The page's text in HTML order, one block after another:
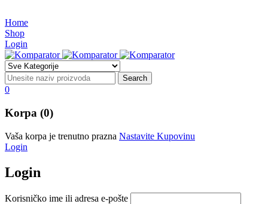
Home
Shop
Login
0
Korpa (0)
Vaša korpa je trenutno prazna Nastavite Kupovinu
Login
Login
Korisničko ime ili adresa e-pošte